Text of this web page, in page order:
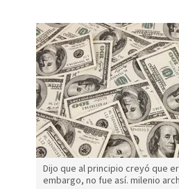
Dijo que al principio creyó que
embargo, no fue así. milenio